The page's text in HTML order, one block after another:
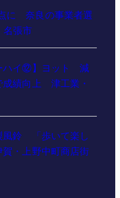
に 奈良の事業者選
張市
ハイ⑫】ヨット 減
成績向上 津工業・
風鈴 「歩いて楽し
・上野中町商店街